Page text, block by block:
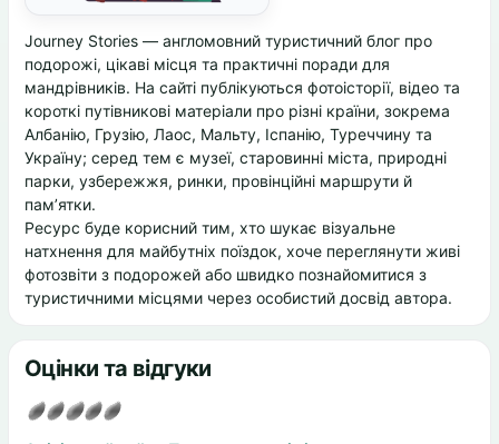
Journey Stories — англомовний туристичний блог про
подорожі, цікаві місця та практичні поради для
мандрівників. На сайті публікуються фотоісторії, відео та
короткі путівникові матеріали про різні країни, зокрема
Албанію, Грузію, Лаос, Мальту, Іспанію, Туреччину та
Україну; серед тем є музеї, старовинні міста, природні
парки, узбережжя, ринки, провінційні маршрути й
пам’ятки.
Ресурс буде корисний тим, хто шукає візуальне
натхнення для майбутніх поїздок, хоче переглянути живі
фотозвіти з подорожей або швидко познайомитися з
туристичними місцями через особистий досвід автора.
Оцінки та відгуки